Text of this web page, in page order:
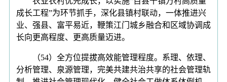
成长工程”为环节抓手，深化县镇村联动，一体推进兴
业、强县、富平易近，鞭策江门城乡融合和区域协调成
长向更高程度、更高质量迈进。
（54）全方位提拔高效能管理程度。系理、依理、
分析管理、泉源管理，完美共建共治共享的社会管理轨